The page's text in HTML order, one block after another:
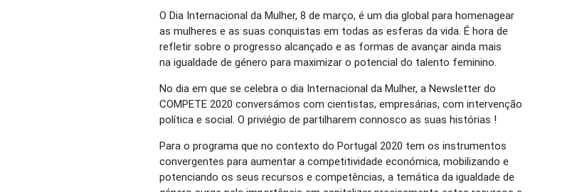
O Dia Internacional da Mulher, 8 de março, é um dia global para homenagear
as mulheres e as suas conquistas em todas as esferas da vida. É hora de
refletir sobre o progresso alcançado e as formas de avançar ainda mais
na igualdade de género para maximizar o potencial do talento feminino.
No dia em que se celebra o dia Internacional da Mulher, a Newsletter do
COMPETE 2020 conversámos com cientistas, empresárias, com intervenção
política e social. O priviégio de partilharem connosco as suas histórias !
Para o programa que no contexto do Portugal 2020 tem os instrumentos
convergentes para aumentar a competitividade económica, mobilizando e
potenciando os seus recursos e competências, a temática da igualdade de